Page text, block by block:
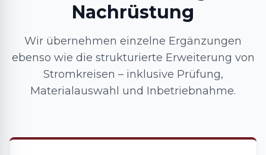
Nachrüstung
Wir übernehmen einzelne Ergänzungen
ebenso wie die strukturierte Erweiterung von
Stromkreisen – inklusive Prüfung,
Materialauswahl und Inbetriebnahme.